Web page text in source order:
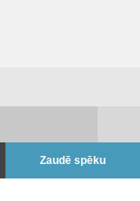
Zaudē spēku